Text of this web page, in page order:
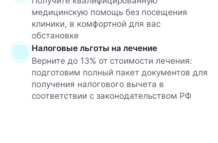
медицинскую помощь без посещения
клиники, в комфортной для вас
обстановке
Налоговые льготы на лечение
Верните до 13% от стоимости лечения:
подготовим полный пакет документов для
получения налогового вычета в
соответствии с законодательством РФ